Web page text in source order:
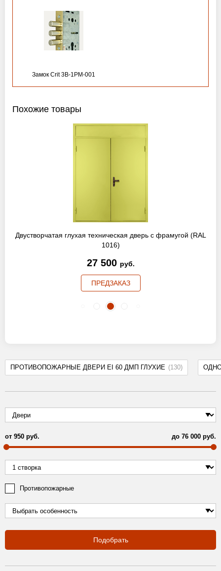
ПРОТИВОПОЖАРНЫЕ ДВЕРИ EI 60 ДМП ГЛУХИЕ (130)
от 950 руб. до 76 000 руб.
Противопожарные
Подобрать
Замок Crit 3B-1PM-001
Похожие товары
Двустворчатая глухая техническая дверь с фрамугой (RAL
1016)
27 500 руб.
ПРЕДЗАКАЗ